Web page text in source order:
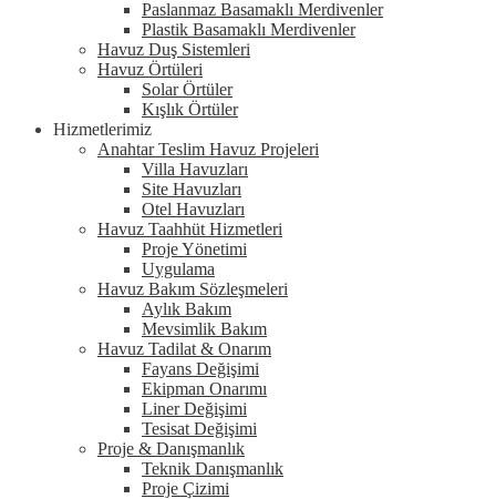
Paslanmaz Basamaklı Merdivenler
Plastik Basamaklı Merdivenler
Havuz Duş Sistemleri
Havuz Örtüleri
Solar Örtüler
Kışlık Örtüler
Hizmetlerimiz
Anahtar Teslim Havuz Projeleri
Villa Havuzları
Site Havuzları
Otel Havuzları
Havuz Taahhüt Hizmetleri
Proje Yönetimi
Uygulama
Havuz Bakım Sözleşmeleri
Aylık Bakım
Mevsimlik Bakım
Havuz Tadilat & Onarım
Fayans Değişimi
Ekipman Onarımı
Liner Değişimi
Tesisat Değişimi
Proje & Danışmanlık
Teknik Danışmanlık
Proje Çizimi